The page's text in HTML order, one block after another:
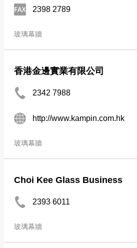
2398 2789
玻璃幕牆
香港金邊實業有限公司
2342 7988
http://www.kampin.com.hk
玻璃幕牆
Choi Kee Glass Business
2393 6011
玻璃幕牆